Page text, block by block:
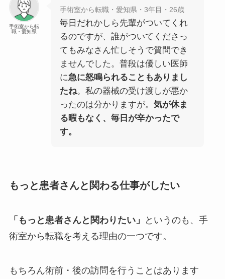
手術室から転
職・愛知県
手術室から転職・愛知県・3年目・26歳
毎日だれかしら先輩がついてくれ
るのですが、誰がついてくださっ
てもみなさん忙しそうで質問でき
ませんでした。普段は優しい医師
に急に怒鳴られることもありまし
たね。私の器械の受け渡しが悪か
ったのは分かりますが。 気が休ま
る暇もなく、毎日が辛かったで
す。
もっと患者さんと関わる仕事がしたい
「もっと患者さんと関わりたい」
というのも、手
術室から転職を考える理由の一つです。
もちろん術前・後の訪問を行うことはあります